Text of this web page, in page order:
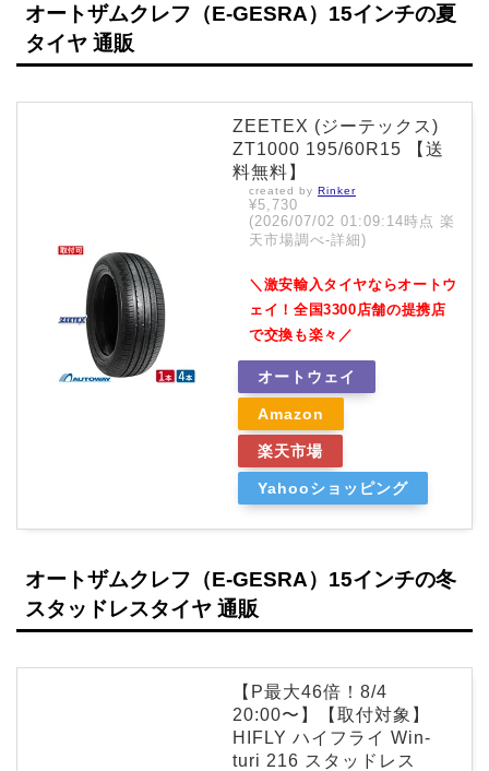
オートザムクレフ（E-GESRA）15インチの夏
タイヤ 通販
ZEETEX (ジーテックス)
ZT1000 195/60R15 【送
料無料】
created by Rinker
¥5,730
(2026/07/02 01:09:14時点 楽
天市場調べ-詳細)
＼激安輸入タイヤならオートウ
ェイ！全国3300店舗の提携店
で交換も楽々／
オートウェイ
Amazon
楽天市場
Yahooショッピング
オートザムクレフ（E-GESRA）15インチの冬
スタッドレスタイヤ 通販
【P最大46倍！8/4
20:00〜】【取付対象】
HIFLY ハイフライ Win-
turi 216 スタッドレス